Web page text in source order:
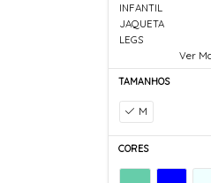
INFANTIL
JAQUETA
LEGS
Ver
TAMANHOS
M
CORES